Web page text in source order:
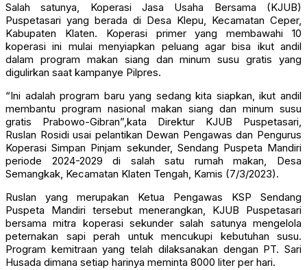
Salah satunya, Koperasi Jasa Usaha Bersama (KJUB)
Puspetasari yang berada di Desa Klepu, Kecamatan Ceper,
Kabupaten Klaten. Koperasi primer yang membawahi 10
koperasi ini mulai menyiapkan peluang agar bisa ikut andil
dalam program makan siang dan minum susu gratis yang
digulirkan saat kampanye Pilpres.
“Ini adalah program baru yang sedang kita siapkan, ikut andil
membantu program nasional makan siang dan minum susu
gratis Prabowo-Gibran”,kata Direktur KJUB Puspetasari,
Ruslan Rosidi usai pelantikan Dewan Pengawas dan Pengurus
Koperasi Simpan Pinjam sekunder, Sendang Puspeta Mandiri
periode 2024-2029 di salah satu rumah makan, Desa
Semangkak, Kecamatan Klaten Tengah, Kamis (7/3/2023).
Ruslan yang merupakan Ketua Pengawas KSP Sendang
Puspeta Mandiri tersebut menerangkan, KJUB Puspetasari
bersama mitra koperasi sekunder salah satunya mengelola
peternakan sapi perah untuk mencukupi kebutuhan susu.
Program kemitraan yang telah dilaksanakan dengan PT. Sari
Husada dimana setiap harinya meminta 8000 liter per hari.